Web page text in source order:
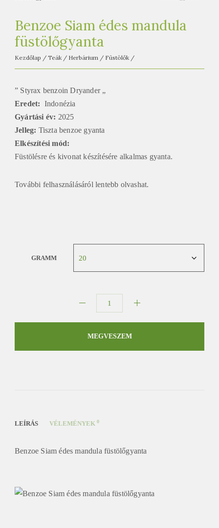
e
a
h
á
Benzoe Siam édes mandula
füstölőgyanta
Kezdőlap / Teák / Herbárium / Füstölők /
” Styrax benzoin Dryander „
Eredet: Indonézia
Gyártási év: 2025
Jelleg: Tiszta benzoe gyanta
Elkészítési mód:
Füstölésre és kivonat készítésére alkalmas gyanta.
További felhasználásáról lentebb olvashat.
GRAMM
Siam
füstölőgyanta
MEGVESZEM
LEÍRÁS VÉLEMÉNYEK 0
Benzoe Siam édes mandula füstölőgyanta